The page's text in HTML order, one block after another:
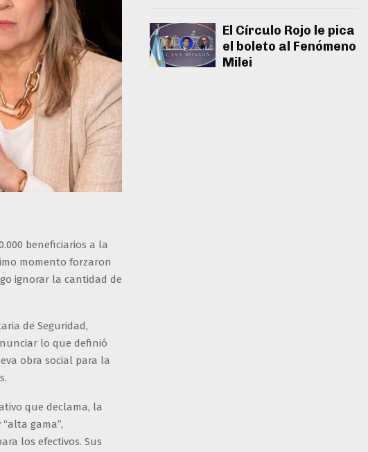
beneficiarios a la
momento forzaron
ignorar la cantidad de
de Seguridad,
lo que definió
obra social para la
que declama, la
gama”,
los efectivos. Sus
El Círculo Rojo le pica
el boleto al Fenómeno
Milei